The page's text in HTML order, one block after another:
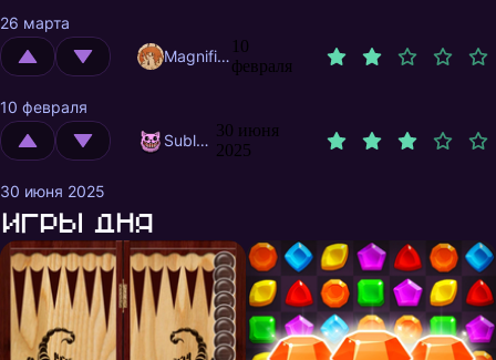
26 марта
MagnificentMrFox
10
февраля
10 февраля
Sublustris
30 июня
2025
30 июня 2025
Игры дня